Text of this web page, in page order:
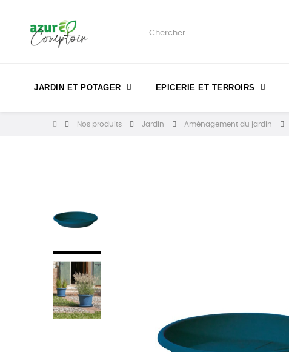
JARDIN ET POTAGER EPICERIE ET TERROIRS
Nos produits Jardin Aménagement du jardin